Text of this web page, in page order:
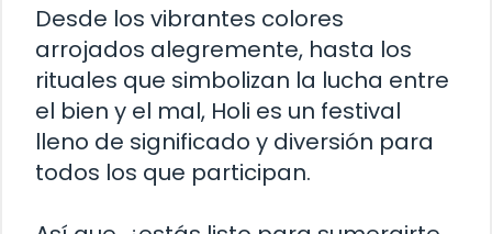
Desde los vibrantes colores
arrojados alegremente, hasta los
rituales que simbolizan la lucha entre
el bien y el mal, Holi es un festival
lleno de significado y diversión para
todos los que participan.